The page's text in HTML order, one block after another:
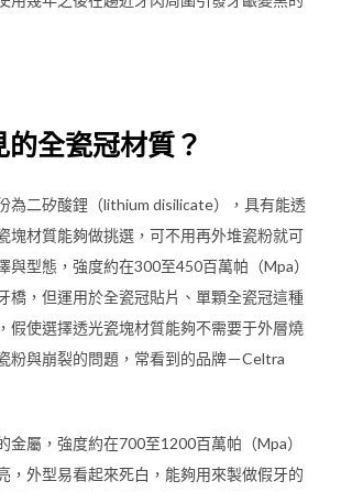
全瓷冠材質？
為二矽酸鋰（lithium disilicate），具有能透
塊材質能夠做挑選，可不用再外堆瓷粉就可
與型態，強度約在300至450百萬帕（Mpa）
橋，但運用於全瓷冠貼片、單顆全瓷冠這種
假使選擇透光瓷塊材質能夠不需要于外層燒
粉與崩裂的問題，常看到的品牌－Celtra
金屬，強度約在700至1200百萬帕（Mpa）
，外型易看起來死白，能夠用來製做假牙的